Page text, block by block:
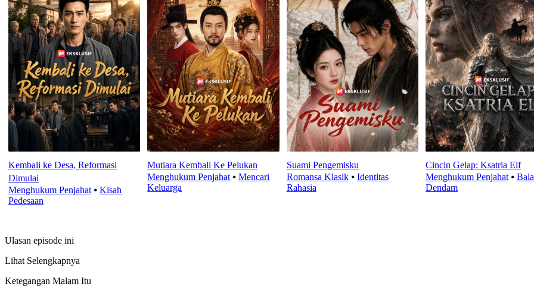
Kembali ke Desa, Reformasi
Dimulai
Menghukum Penjahat ⦁ Kisah
Pedesaan
Mutiara Kembali Ke Pelukan
Menghukum Penjahat ⦁Mencari
Keluarga
Suami Pengemisku
Romansa Klasik⦁ Identitas
Rahasia
Cincin Gelap: Ksatria Elf
Menghukum Penjahat⦁
Dendam
Ulasan episode ini
Lihat Selengkapnya
Ketegangan Malam Itu